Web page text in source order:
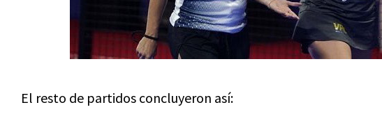
El resto de partidos concluyeron así: